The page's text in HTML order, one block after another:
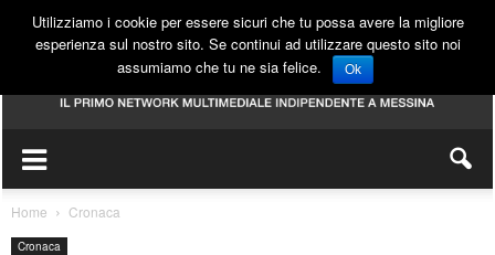
Home Cronaca
Cronaca
Utilizziamo i cookie per essere sicuri che tu possa avere la migliore
esperienza sul nostro sito. Se continui ad utilizzare questo sito noi
assumiamo che tu ne sia felice.
Ok